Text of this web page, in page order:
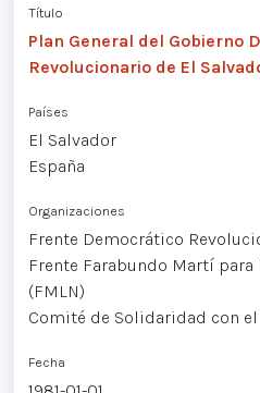
Título
Plan General del Gobierno
Revolucionario de El
Países
El Salvador
España
Organizaciones
Frente Democrático
Frente Farabundo Martí
(FMLN)
Comité de Solidaridad con
Fecha